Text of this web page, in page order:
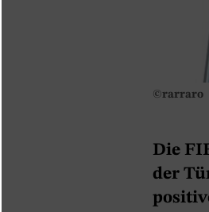
©rarraro
Die
der